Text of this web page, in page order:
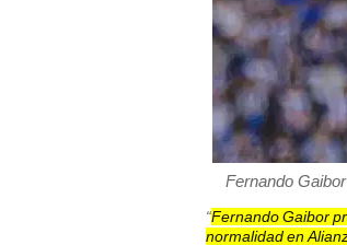
Fernando
“Fernando Gaibor
normalidad en